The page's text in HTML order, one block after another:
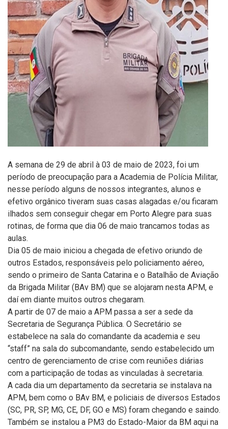
A semana de 29 de abril à 03 de maio de 2023, foi um
período de preocupação para a Academia de Polícia Militar,
nesse período alguns de nossos integrantes, alunos e
efetivo orgânico tiveram suas casas alagadas e/ou ficaram
ilhados sem conseguir chegar em Porto Alegre para suas
rotinas, de forma que dia 06 de maio trancamos todas as
aulas.
Dia 05 de maio iniciou a chegada de efetivo oriundo de
outros Estados, responsáveis pelo policiamento aéreo,
sendo o primeiro de Santa Catarina e o Batalhão de Aviação
da Brigada Militar (BAv BM) que se alojaram nesta APM, e
daí em diante muitos outros chegaram.
A partir de 07 de maio a APM passa a ser a sede da
Secretaria de Segurança Pública. O Secretário se
estabelece na sala do comandante da academia e seu
“staff” na sala do subcomandante, sendo estabelecido um
centro de gerenciamento de crise com reuniões diárias
com a participação de todas as vinculadas à secretaria.
A cada dia um departamento da secretaria se instalava na
APM, bem como o BAv BM, e policiais de diversos Estados
(SC, PR, SP, MG, CE, DF, GO e MS) foram chegando e saindo.
Também se instalou a PM3 do Estado-Maior da BM aqui na